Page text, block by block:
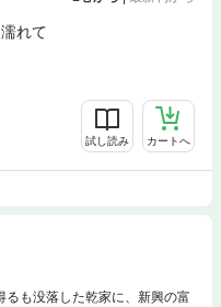
れて
試し読み カートへ
も没落した乾家に、新興の富